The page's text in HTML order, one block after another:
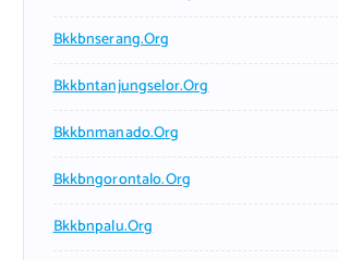
Bkkbnserang.org
Bkkbntanjungselor.org
Bkkbnmanado.org
Bkkbngorontalo.org
Bkkbnpalu.org